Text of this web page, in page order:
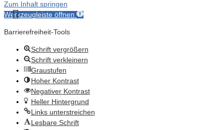
Zum Inhalt springen
Werkzeugleiste öffnen
Barrierefreiheit-Tools
Schrift vergrößern
Schrift verkleinern
Graustufen
Hoher Kontrast
Negativer Kontrast
Heller Hintergrund
Links unterstreichen
Lesbare Schrift